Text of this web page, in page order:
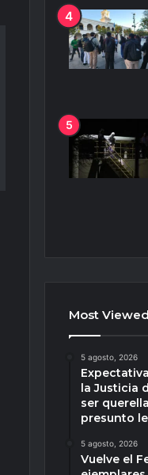
Most Viewed
5 agosto, 2026
la Justicia
ser
presunto
5 agosto, 2026
Vuelve el